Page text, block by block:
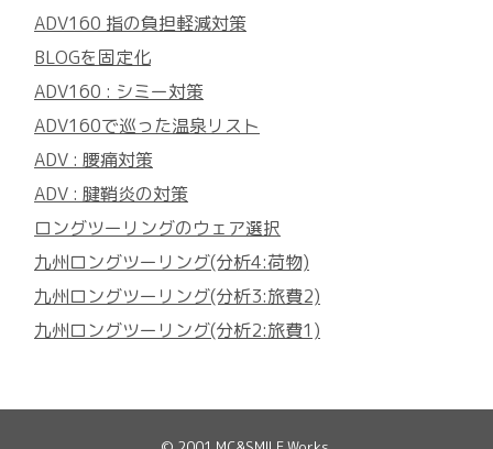
ADV160 指の負担軽減対策
BLOGを固定化
ADV160 : シミー対策
ADV160で巡った温泉リスト
ADV : 腰痛対策
ADV : 腱鞘炎の対策
ロングツーリングのウェア選択
九州ロングツーリング(分析4:荷物)
九州ロングツーリング(分析3:旅費2)
九州ロングツーリング(分析2:旅費1)